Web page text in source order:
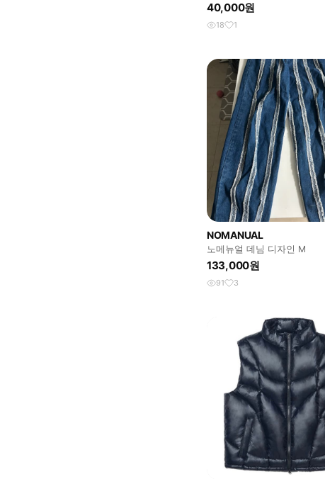
40,000원
18 1
NOMANUAL
노메뉴얼 데님 디자인 M
133,000원
91 3